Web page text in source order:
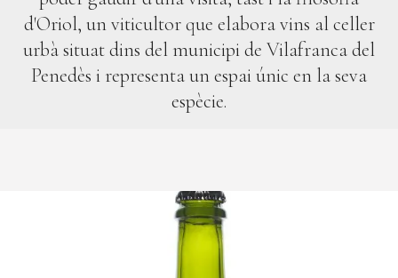
d'Oriol, un viticultor que elabora vins al celler
urbà situat dins del municipi de Vilafranca del
Penedès i representa un espai únic en la seva
espècie.